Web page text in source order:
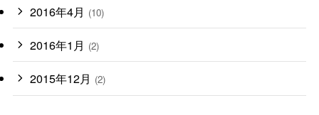
2016年4月 (10)
2016年1月 (2)
2015年12月 (2)